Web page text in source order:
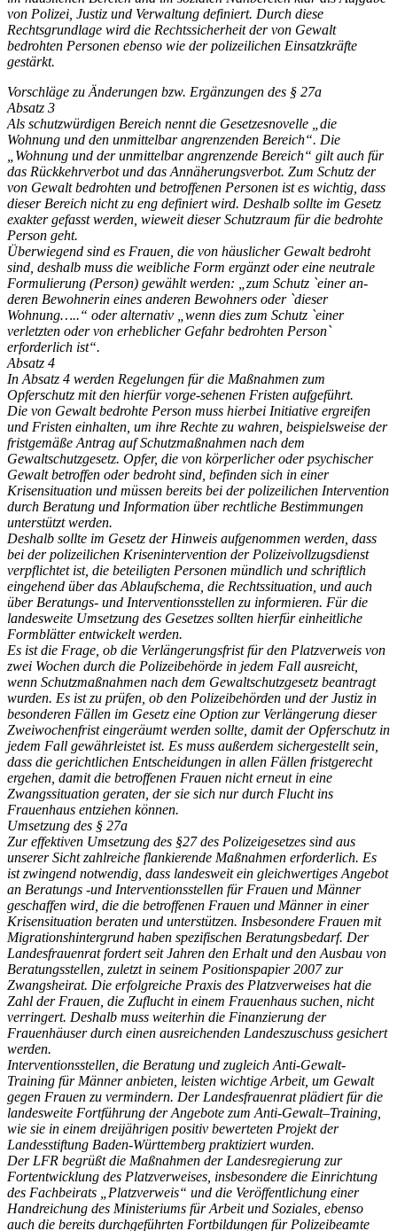
von Polizei, Justiz und Verwaltung definiert. Durch diese
Rechtsgrundlage wird die Rechtssicherheit der von Gewalt
bedrohten Personen ebenso wie der polizeilichen Einsatzkräfte
gestärkt.
Vorschläge zu Änderungen bzw. Ergänzungen des § 27a
Absatz 3
Als schutzwürdigen Bereich nennt die Gesetzesnovelle „die
Wohnung und den unmittelbar angrenzenden Bereich“. Die
„Wohnung und der unmittelbar angrenzende Bereich“ gilt auch für
das Rückkehrverbot und das Annäherungsverbot. Zum Schutz der
von Gewalt bedrohten und betroffenen Personen ist es wichtig, dass
dieser Bereich nicht zu eng definiert wird. Deshalb sollte im Gesetz
exakter gefasst werden, wieweit dieser Schutzraum für die bedrohte
Person geht.
Überwiegend sind es Frauen, die von häuslicher Gewalt bedroht
sind, deshalb muss die weibliche Form ergänzt oder eine neutrale
Formulierung (Person) gewählt werden: „zum Schutz `einer an-
deren Bewohnerin eines anderen Bewohners oder `dieser
Wohnung…..“ oder alternativ „wenn dies zum Schutz `einer
verletzten oder von erheblicher Gefahr bedrohten Person`
erforderlich ist“.
Absatz 4
In Absatz 4 werden Regelungen für die Maßnahmen zum
Opferschutz mit den hierfür vorge-sehenen Fristen aufgeführt.
Die von Gewalt bedrohte Person muss hierbei Initiative ergreifen
und Fristen einhalten, um ihre Rechte zu wahren, beispielsweise der
fristgemäße Antrag auf Schutzmaßnahmen nach dem
Gewaltschutzgesetz. Opfer, die von körperlicher oder psychischer
Gewalt betroffen oder bedroht sind, befinden sich in einer
Krisensituation und müssen bereits bei der polizeilichen Intervention
durch Beratung und Information über rechtliche Bestimmungen
unterstützt werden.
Deshalb sollte im Gesetz der Hinweis aufgenommen werden, dass
bei der polizeilichen Krisenintervention der Polizeivollzugsdienst
verpflichtet ist, die beteiligten Personen mündlich und schriftlich
eingehend über das Ablaufschema, die Rechtssituation, und auch
über Beratungs- und Interventionsstellen zu informieren. Für die
landesweite Umsetzung des Gesetzes sollten hierfür einheitliche
Formblätter entwickelt werden.
Es ist die Frage, ob die Verlängerungsfrist für den Platzverweis von
zwei Wochen durch die Polizeibehörde in jedem Fall ausreicht,
wenn Schutzmaßnahmen nach dem Gewaltschutzgesetz beantragt
wurden. Es ist zu prüfen, ob den Polizeibehörden und der Justiz in
besonderen Fällen im Gesetz eine Option zur Verlängerung dieser
Zweiwochenfrist eingeräumt werden sollte, damit der Opferschutz in
jedem Fall gewährleistet ist. Es muss außerdem sichergestellt sein,
dass die gerichtlichen Entscheidungen in allen Fällen fristgerecht
ergehen, damit die betroffenen Frauen nicht erneut in eine
Zwangssituation geraten, der sie sich nur durch Flucht ins
Frauenhaus entziehen können.
Umsetzung des § 27a
Zur effektiven Umsetzung des §27 des Polizeigesetzes sind aus
unserer Sicht zahlreiche flankierende Maßnahmen erforderlich. Es
ist zwingend notwendig, dass landesweit ein gleichwertiges Angebot
an Beratungs -und Interventionsstellen für Frauen und Männer
geschaffen wird, die die betroffenen Frauen und Männer in einer
Krisensituation beraten und unterstützen. Insbesondere Frauen mit
Migrationshintergrund haben spezifischen Beratungsbedarf. Der
Landesfrauenrat fordert seit Jahren den Erhalt und den Ausbau von
Beratungsstellen, zuletzt in seinem Positionspapier 2007 zur
Zwangsheirat. Die erfolgreiche Praxis des Platzverweises hat die
Zahl der Frauen, die Zuflucht in einem Frauenhaus suchen, nicht
verringert. Deshalb muss weiterhin die Finanzierung der
Frauenhäuser durch einen ausreichenden Landeszuschuss gesichert
werden.
Interventionsstellen, die Beratung und zugleich Anti-Gewalt-
Training für Männer anbieten, leisten wichtige Arbeit, um Gewalt
gegen Frauen zu vermindern. Der Landesfrauenrat plädiert für die
landesweite Fortführung der Angebote zum Anti-Gewalt–Training,
wie sie in einem dreijährigen positiv bewerteten Projekt der
Landesstiftung Baden-Württemberg praktiziert wurden.
Der LFR begrüßt die Maßnahmen der Landesregierung zur
Fortentwicklung des Platzverweises, insbesondere die Einrichtung
des Fachbeirats „Platzverweis“ und die Veröffentlichung einer
Handreichung des Ministeriums für Arbeit und Soziales, ebenso
auch die bereits durchgeführten Fortbildungen für Polizeibeamte